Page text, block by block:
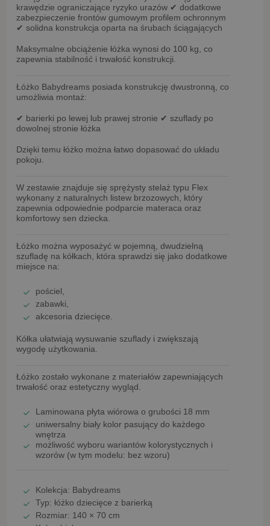
krawędzie ograniczające ryzyko urazów ✔ dodatkowe
zabezpieczenie frontów gumowym profilem ochronnym
✔ solidna konstrukcja oparta na śrubach ściągających
Maksymalne obciążenie łóżka wynosi do 100 kg , co
zapewnia stabilność i trwałość konstrukcji.
Łóżko Babydreams posiada konstrukcję dwustronną , co
umożliwia montaż:
✔ barierki po lewej lub prawej stronie ✔ szuflady po
dowolnej stronie łóżka
Dzięki temu łóżko można łatwo dopasować do układu
pokoju.
W zestawie znajduje się sprężysty stelaż typu Flex
wykonany z naturalnych listew brzozowych , który
zapewnia odpowiednie podparcie materaca oraz
komfortowy sen dziecka.
Łóżko można wyposażyć w pojemną, dwudzielną
szufladę na kółkach , która sprawdzi się jako dodatkowe
miejsce na:
pościel,
zabawki,
akcesoria dziecięce.
Kółka ułatwiają wysuwanie szuflady i zwiększają
wygodę użytkowania.
Łóżko zostało wykonane z materiałów zapewniających
trwałość oraz estetyczny wygląd.
Laminowana płyta wiórowa o grubości 18 mm
uniwersalny biały kolor pasujący do każdego
wnętrza
możliwość wyboru wariantów kolorystycznych i
wzorów (w tym modelu: bez wzoru)
Kolekcja: Babydreams
Typ: łóżko dziecięce z barierką
Rozmiar: 140 × 70 cm